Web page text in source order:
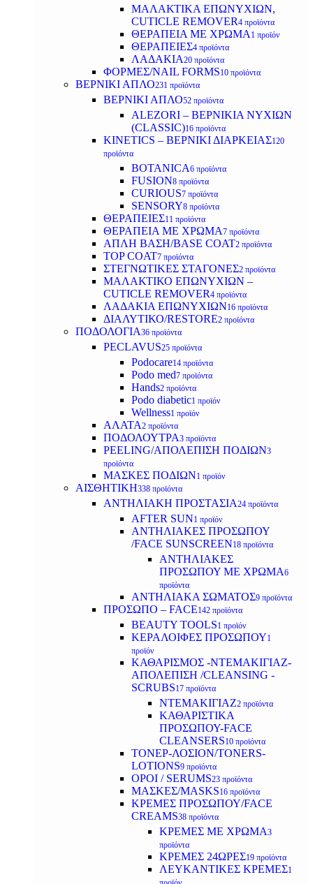
ΜΑΛΑΚΤΙΚΑ ΕΠΩΝΥΧΙΩΝ,
CUTICLE REMOVER4 προϊόντα
ΘΕΡΑΠΕΙΑ ΜΕ ΧΡΩΜΑ 1 προϊόν
ΘΕΡΑΠΕΙΕΣ4 προϊόντα
ΛΑΔΑΚΙΑ20 προϊόντα
ΦΟΡΜΕΣ/NAIL FORMS10 προϊόντα
ΒΕΡΝΙΚΙ ΑΠΛΟ231 προϊόντα
ΒΕΡΝΙΚΙ ΑΠΛΟ52 προϊόντα
ALEZORI – ΒΕΡΝΙΚΙΑ ΝΥΧΙΩΝ
(CLASSIC)16 προϊόντα
KINETICS – ΒΕΡΝΙΚΙ ΔΙΑΡΚΕΙΑΣ120
προϊόντα
BOTANICA6 προϊόντα
FUSION8 προϊόντα
CURIOUS7 προϊόντα
SENSORY8 προϊόντα
ΘΕΡΑΠΕΙΕΣ11 προϊόντα
ΘΕΡΑΠΕΙΑ ΜΕ ΧΡΩΜΑ7 προϊόντα
ΑΠΛΗ ΒΑΣΗ/BASE COAT2 προϊόντα
TOP COAT7 προϊόντα
ΣΤΕΓΝΩΤΙΚΕΣ ΣΤΑΓΟΝΕΣ2 προϊόντα
ΜΑΛΑΚΤΙΚΟ ΕΠΩΝΥΧΙΩΝ –
CUTICLE REMOVER4 προϊόντα
ΛΑΔΑΚΙΑ ΕΠΩΝΥΧΙΩΝ16 προϊόντα
ΔΙΑΛΥΤΙΚΟ/RESTORE2 προϊόντα
ΠΟΔΟΛΟΓΙΑ36 προϊόντα
PECLAVUS25 προϊόντα
Podocare14 προϊόντα
Podo med7 προϊόντα
Hands2 προϊόντα
Podo diabetic1 προϊόν
Wellness1 προϊόν
ΑΛΑΤΑ2 προϊόντα
ΠΟΔΟΛΟΥΤΡΑ3 προϊόντα
PEELING/ΑΠΟΛΕΠΙΣΗ ΠΟΔΙΩΝ3
προϊόντα
ΜΑΣΚΕΣ ΠΟΔΙΩΝ1 προϊόν
ΑΙΣΘΗΤΙΚΗ338 προϊόντα
ΑΝΤΗΛΙΑΚΗ ΠΡΟΣΤΑΣΙΑ24 προϊόντα
AFTER SUN1 προϊόν
ΑΝΤΗΛΙΑΚΕΣ ΠΡΟΣΩΠΟΥ
/FACE SUNSCREEN18 προϊόντα
ΑΝΤΗΛΙΑΚΕΣ
ΠΡΟΣΩΠΟΥ ΜΕ ΧΡΩΜΑ6
προϊόντα
ΑΝΤΗΛΙΑΚΑ ΣΩΜΑΤΟΣ9 προϊόντα
ΠΡΟΣΩΠΟ – FACE142 προϊόντα
BEAUTY TOOLS1 προϊόν
ΚΕΡΑΛΟΙΦΕΣ ΠΡΟΣΩΠΟΥ1
προϊόν
ΚΑΘΑΡΙΣΜΟΣ -ΝΤΕΜΑΚΙΓΙΑΖ-
ΑΠΟΛΕΠΙΣΗ /CLEANSING -
SCRUBS17 προϊόντα
ΝΤΕΜΑΚΙΓΙΑΖ2 προϊόντα
ΚΑΘΑΡΙΣΤΙΚΑ
ΠΡΟΣΩΠΟΥ-FACE
CLEANSERS10 προϊόντα
ΤΟΝΕΡ-ΛΟΣΙΟΝ/TONERS-
LOTIONS9 προϊόντα
ΟΡΟΙ / SERUMS23 προϊόντα
ΜΑΣΚΕΣ/MASKS16 προϊόντα
ΚΡΕΜΕΣ ΠΡΟΣΩΠΟΥ/FACE
CREAMS38 προϊόντα
ΚΡΕΜΕΣ ΜΕ ΧΡΩΜΑ3
προϊόντα
ΚΡΕΜΕΣ 24ΩΡΕΣ19 προϊόντα
ΛΕΥΚΑΝΤΙΚΕΣ ΚΡΕΜΕΣ1